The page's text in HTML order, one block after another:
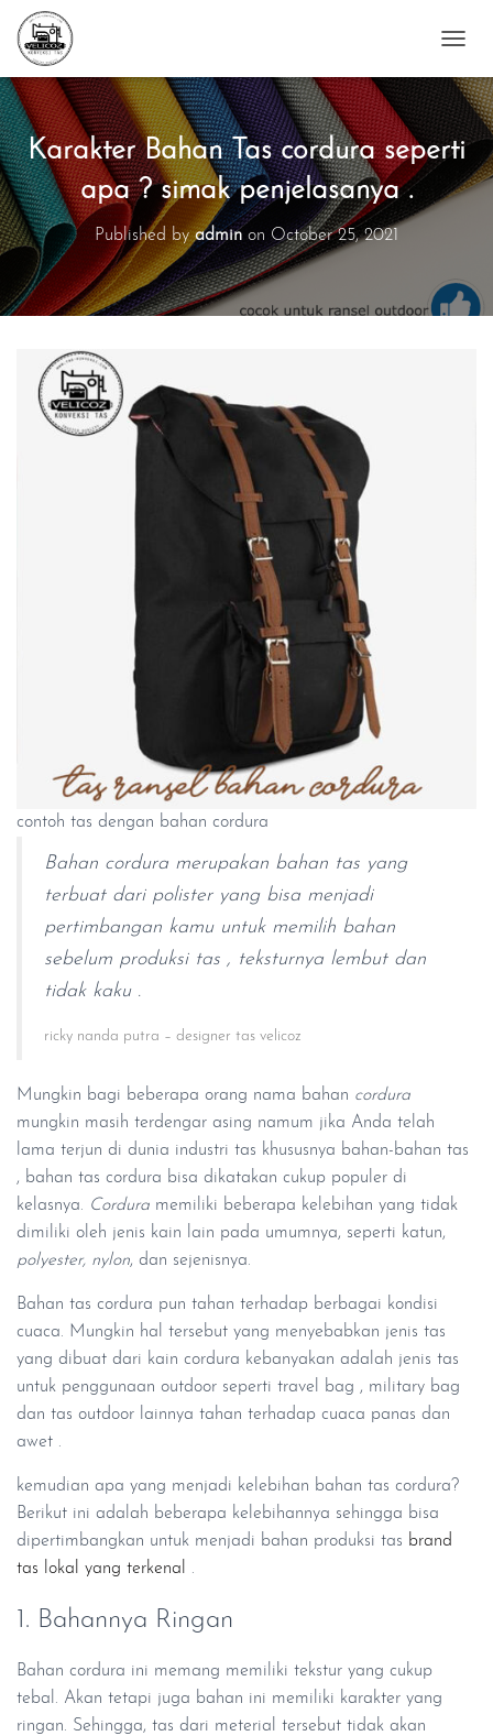
O
G
L
E
N
A
A
T
Karakter Bahan Tas cordura seperti
apa ? simak penjelasanya .
Published byadmin on October 25, 2021
contoh tas dengan bahan cordura
Bahan cordura merupakan bahan tas yang
terbuat dari polister yang bisa menjadi
pertimbangan kamu untuk memilih bahan
sebelum produksi tas , teksturnya lembut dan
tidak kaku .
ricky nanda putra – designer tas velicoz
Mungkin bagi beberapa orang nama bahan cordura
mungkin masih terdengar asing namum jika Anda telah
lama terjun di dunia industri tas khususnya bahan-bahan tas
, bahan tas cordura bisa dikatakan cukup populer di
kelasnya. Cordura memiliki beberapa kelebihan yang tidak
dimiliki oleh jenis kain lain pada umumnya, seperti katun,
polyester, nylon, dan sejenisnya.
Bahan tas cordura pun tahan terhadap berbagai kondisi
cuaca. Mungkin hal tersebut yang menyebabkan jenis tas
yang dibuat dari kain cordura kebanyakan adalah jenis tas
untuk penggunaan outdoor seperti travel bag , military bag
dan tas outdoor lainnya tahan terhadap cuaca panas dan
awet .
kemudian apa yang menjadi kelebihan bahan tas cordura?
Berikut ini adalah beberapa kelebihannya sehingga bisa
dipertimbangkan untuk menjadi bahan produksi tas brand
tas lokal yang terkenal .
1. Bahannya Ringan
Bahan cordura ini memang memiliki tekstur yang cukup
tebal. Akan tetapi juga bahan ini memiliki karakter yang
ringan. Sehingga, tas dari meterial tersebut tidak akan